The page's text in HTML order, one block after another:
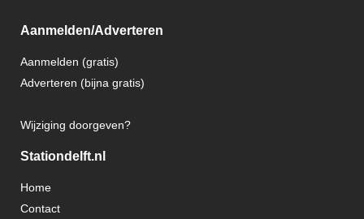
Aanmelden/Adverteren
Aanmelden (gratis)
Adverteren (bijna gratis)
Wijziging doorgeven?
Stationdelft.nl
Home
Contact